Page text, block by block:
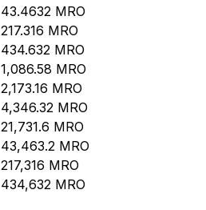
43.4632 MRO
217.316 MRO
434.632 MRO
1,086.58 MRO
2,173.16 MRO
4,346.32 MRO
21,731.6 MRO
43,463.2 MRO
217,316 MRO
434,632 MRO